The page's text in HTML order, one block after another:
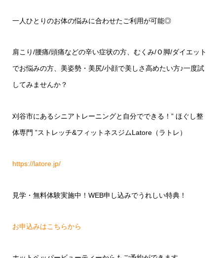
一人ひとりのお体の悩みに合わせたご利用が可能◎
肩こり/腰痛/頭痛などの辛い症状の方、むくみ/Ｏ脚/ダイエット
でお悩みの方、美姿勢・美尻/小顔で美しさ高めたい方♪一度試
してみませんか？
刈谷市にあるシニアトレーニングと自分でできる！” ほぐし整
体専門 ”ストレッチ&フィットネスジムLatore（ラトレ）
https://latore.jp/
見学・無料体験実施中！WEB申し込みでうれしい特典！
お申込みはこちらから